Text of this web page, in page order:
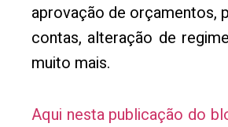
aprovação de orçamentos,
contas, alteração de
muito mais.
Aqui nesta publicação do